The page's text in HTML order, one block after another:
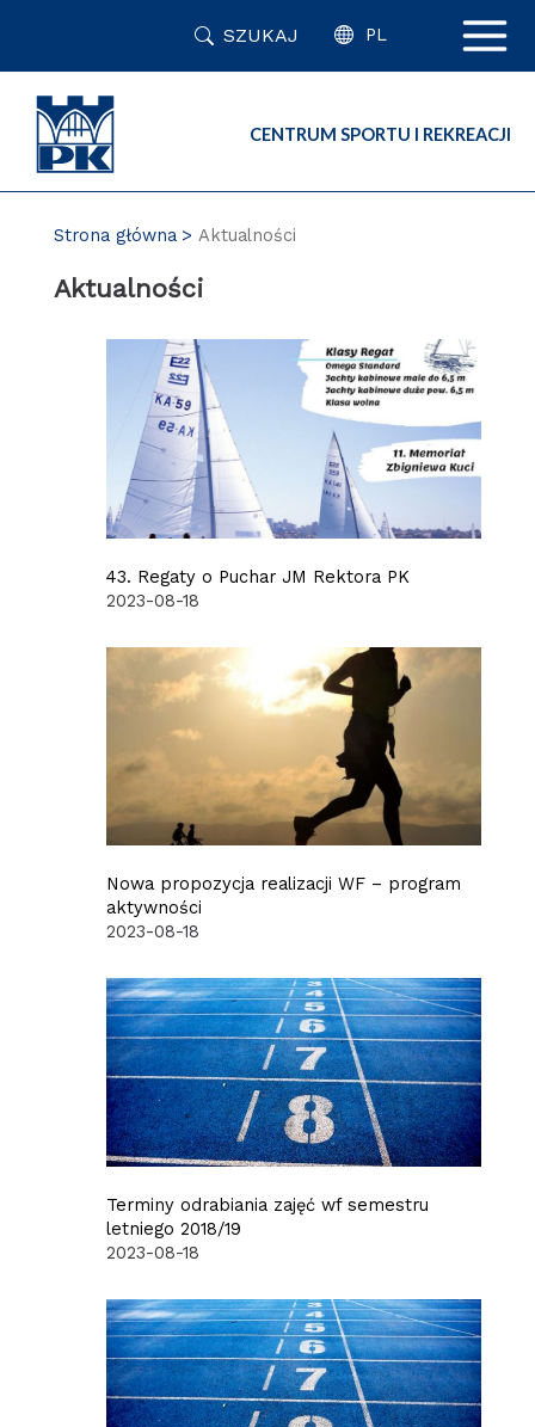
SZUKAJ PL
CENTRUM SPORTU I REKREACJI
Strona główna Aktualności
Aktualności
43. Regaty o Puchar JM Rektora PK
2023-08-18
Nowa propozycja realizacji WF – program
aktywności
2023-08-18
Terminy odrabiania zajęć wf semestru
letniego 2018/19
2023-08-18